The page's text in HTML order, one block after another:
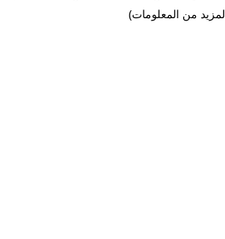
لمزيد من المعلومات)